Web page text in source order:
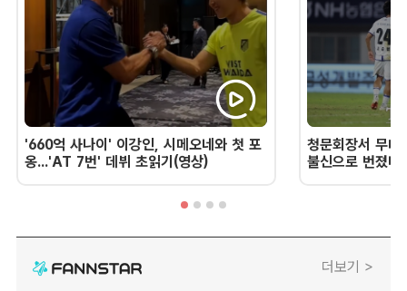
'660억 사나이' 이강인, 시메오네와 첫 포
옹...'AT 7번' 데뷔 초읽기(영상)
청문회장서 무너
불신으로 번졌
더보기 >